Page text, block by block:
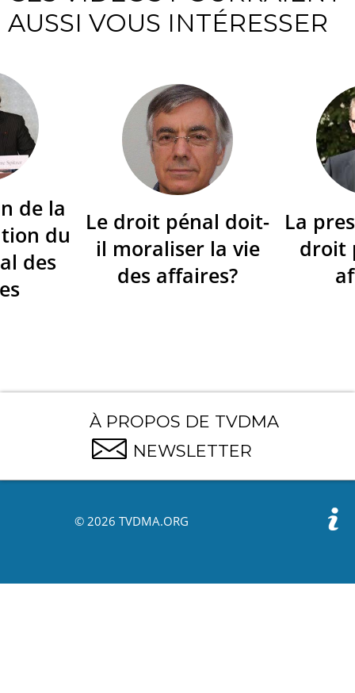
AUSSI VOUS INTÉRESSER
de la
du
des
Le droit pénal doit-
il moraliser la vie
des affaires?
La
droit
À PROPOS DE TVDMA
NEWSLETTER
© 2026 TVDMA.ORG